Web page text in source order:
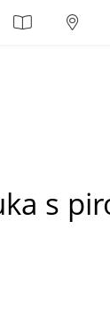
s